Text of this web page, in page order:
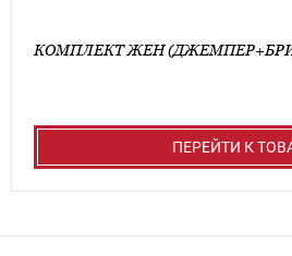
КОМПЛЕКТ ЖЕН
ПЕРЕЙТИ К